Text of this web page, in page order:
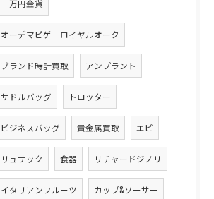
一万円金貨
オーデマピゲ ロイヤルオーク
ブランド時計買取 アンプラント
サドルバッグ トロッター
ビジネスバッグ 貴金属買取 エピ
リュサック 食器 リチャードジノリ
イタリアンフルーツ カップ&ソーサー